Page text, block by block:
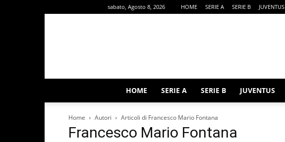
sabato, Agosto 8, 2026 HOME SERIE A SERIE B JUVENTUS
HOME SERIE A SERIE B JUVENTUS
Home Autori Articoli di Francesco Mario Fontana
Francesco Mario Fontana